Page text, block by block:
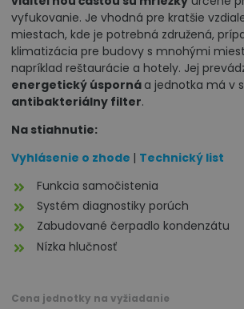
vyfukovanie. Je vhodná pre kratšie
miestach, kde je potrebná združená,
klimatizácia pre budovy s mnohými
napríklad reštaurácie a hotely. Jej
energetický úsporná a jednotka má v
antibakteriálny filter.
Na stiahnutie:
Vyhlásenie o zhode | Technický list
Funkcia samočistenia
Systém diagnostiky porúch
Zabudované čerpadlo kondenzátu
Nízka hlučnosť
Cena jednotky na vyžiadanie